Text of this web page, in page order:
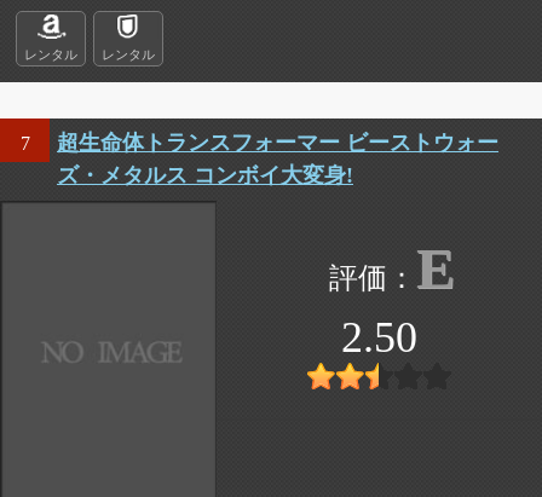
レンタル レンタル
7
超生命体トランスフォーマー ビーストウォー
ズ・メタルス コンボイ大変身!
E
2.50